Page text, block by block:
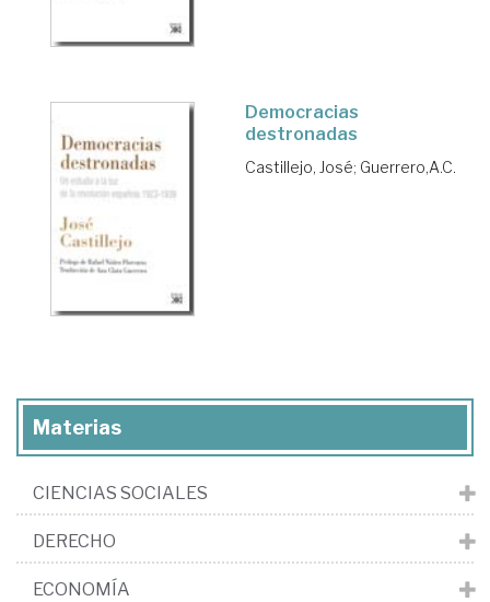
Democracias
destronadas
Castillejo, José; Guerrero,A.C.
Materias
CIENCIAS SOCIALES
DERECHO
ECONOMÍA